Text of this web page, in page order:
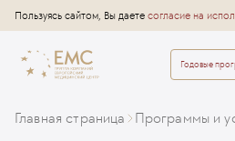
Пользуясь сайтом, Вы даете согласие на
Годовые
Главная страница Программы и